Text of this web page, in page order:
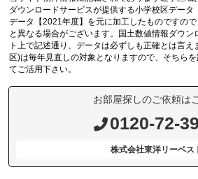
ダウンロードサービスが提供する小学校区デー
データ【2021年度】を元に加工したものですの
と異なる場合がございます。国土数値情報ダウン
ト上で記述通り、データは必ずしも正確とは言
区)は毎年見直しの対象となりますので、そちら
てご活用下さい。
お部屋探しのご依頼は
0120-72-
株式会社東洋リーベス